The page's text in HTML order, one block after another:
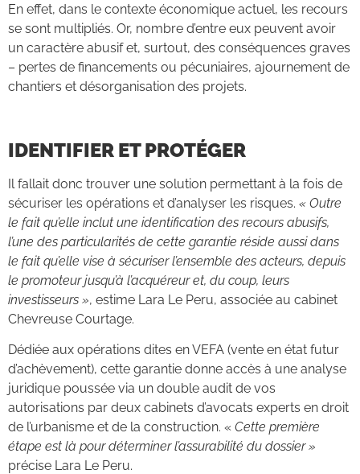
En effet, dans le contexte économique actuel, les recours
se sont multipliés. Or, nombre d’entre eux peuvent avoir
un caractère abusif et, surtout, des conséquences graves
– pertes de financements ou pécuniaires, ajournement de
chantiers et désorganisation des projets.
IDENTIFIER ET PROTÉGER
Il fallait donc trouver une solution permettant à la fois de
sécuriser les opérations et d’analyser les risques. « Outre
le fait qu’elle inclut une identification des recours abusifs,
l’une des particularités de cette garantie réside aussi dans
le fait qu’elle vise à sécuriser l’ensemble des acteurs, depuis
le promoteur jusqu’à l’acquéreur et, du coup, leurs
investisseurs », estime Lara Le Peru, associée au cabinet
Chevreuse Courtage.
Dédiée aux opérations dites en VEFA (vente en état futur
d’achèvement), cette garantie donne accès à une analyse
juridique poussée via un double audit de vos
autorisations par deux cabinets d’avocats experts en droit
de l’urbanisme et de la construction. « Cette première
étape est là pour déterminer l’assurabilité du dossier »
précise Lara Le Peru.